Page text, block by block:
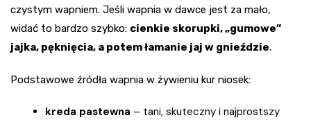
czystym wapniem. Jeśli wapnia w dawce jest za mało,
widać to bardzo szybko: cienkie skorupki, „gumowe”
jajka, pęknięcia, a potem łamanie jaj w gnieździe.
Podstawowe źródła wapnia w żywieniu kur niosek:
kreda pastewna – tani, skuteczny i najprostszy